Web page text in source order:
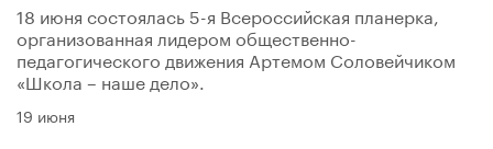
18 июня состоялась 5-я Всероссийская планерка,
организованная лидером общественно-
педагогического движения Артемом Соловейчиком
«Школа – наше дело».
19 июня